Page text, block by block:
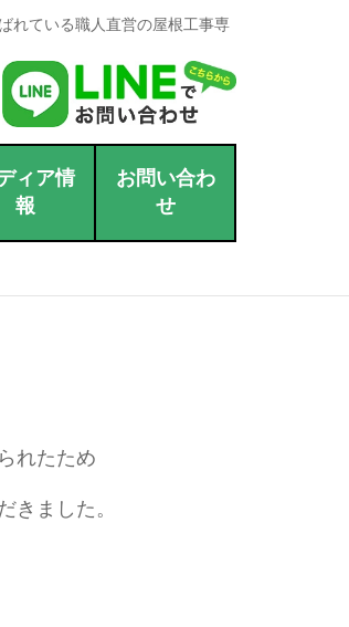
れている職人直営の屋根工事専
ィア情
報
お問い合わ
せ
れたため
きました。